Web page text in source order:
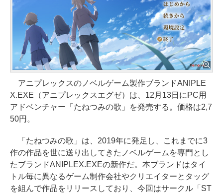
アニプレックスのノベルゲーム製作ブランドANIPLE
X.EXE（アニプレックスエグゼ）は、12月13日にPC用
アドベンチャー「たねつみの歌」を発売する。価格は2,7
50円。
「たねつみの歌」は、2019年に発足し、これまでに3
作の作品を世に送り出してきたノベルゲームを専門とし
たブランドANIPLEX.EXEの新作だ。本ブランドはタイ
トル毎に異なるゲーム制作会社やクリエイターとタッグ
を組んで作品をリリースしており、今回はサークル「ST